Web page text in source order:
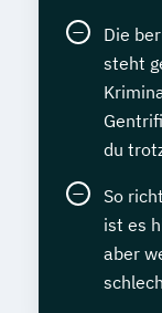
Die
steht
du
So
ist es
aber